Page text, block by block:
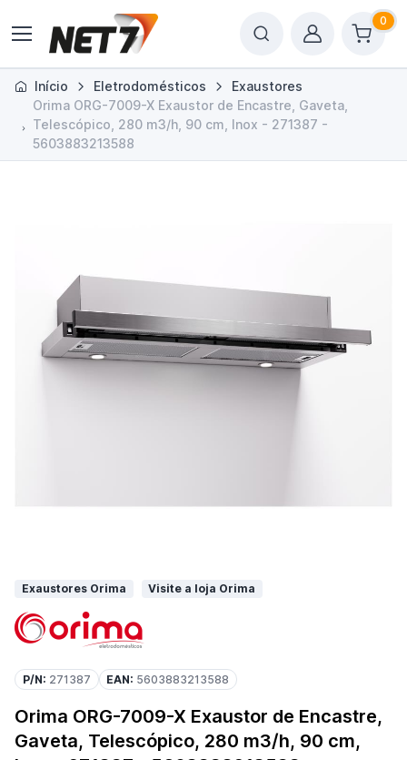
0
Início Eletrodomésticos
Exaustores
Orima ORG-7009-X Exaustor de Encastre, Gaveta,
Telescópico, 280 m3/h, 90 cm, Inox - 271387 -
5603883213588
Exaustores Orima Visite a loja Orima
P/N: 271387 EAN: 5603883213588
Orima ORG-7009-X Exaustor de Encastre,
Gaveta, Telescópico, 280 m3/h, 90 cm,